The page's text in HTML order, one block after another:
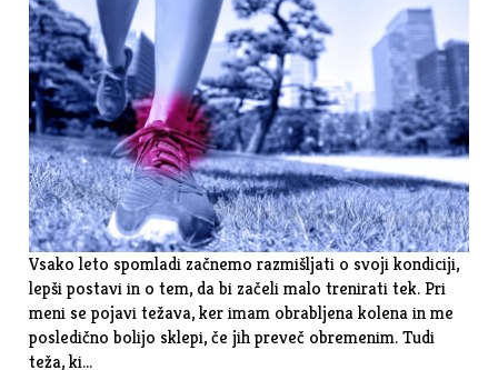
Vsako leto spomladi začnemo razmišljati o svoji kondiciji,
lepši postavi in o tem, da bi začeli malo trenirati tek. Pri
meni se pojavi težava, ker imam obrabljena kolena in me
posledično bolijo sklepi, če jih preveč obremenim. Tudi
teža, ki…